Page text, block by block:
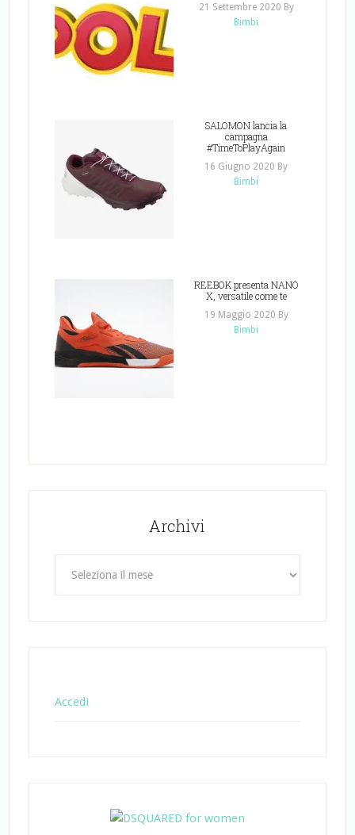
21 Settembre 2020 By
Bimbi
SALOMON lancia la
campagna
#TimeToPlayAgain
16 Giugno 2020 By
Bimbi
REEBOK presenta NANO
X, versatile come te
19 Maggio 2020 By
Bimbi
Archivi
Accedi